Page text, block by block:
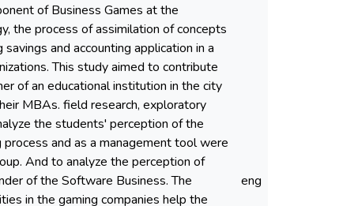
of Business Games at the
the process of assimilation of concepts
and accounting application in a
This study aimed to contribute
of an educational institution in the city
MBAs. field research, exploratory
the students' perception of the
and as a management tool were
And to analyze the perception of
of the Software Business. The
in the gaming companies help the
eng